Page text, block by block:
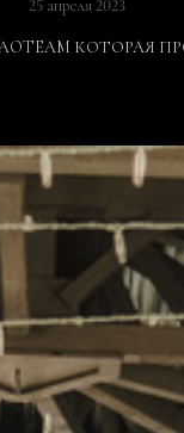
25 апреля 2023